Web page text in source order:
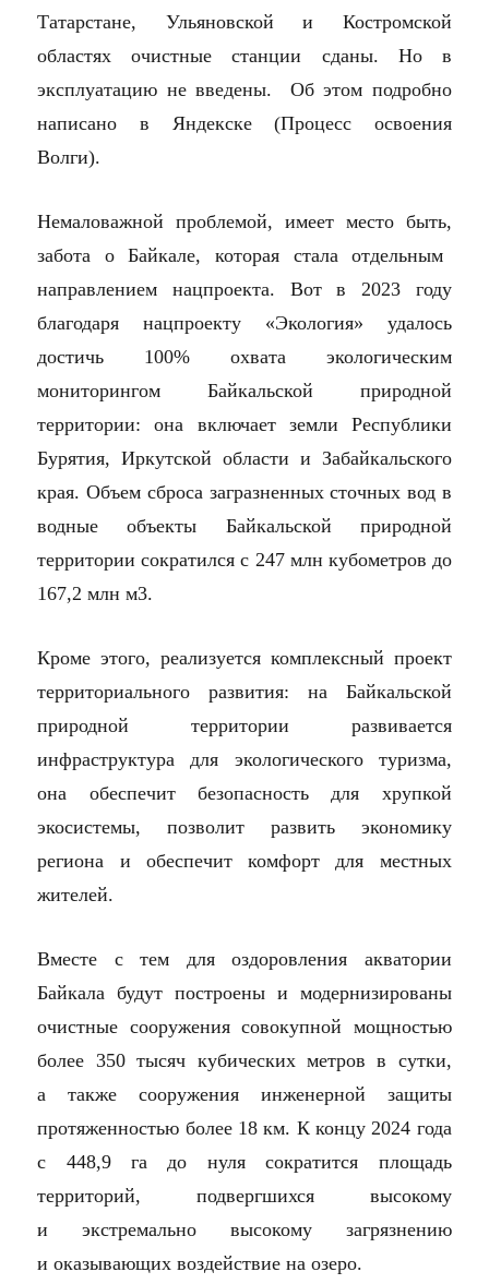
Татарстане, Ульяновской и Костромской
областях очистные станции сданы. Но в
эксплуатацию не введены. Об этом подробно
написано в Яндекске (Процесс освоения
Волги).
Немаловажной проблемой, имеет место быть,
забота о Байкале, которая стала отдельным
направлением нацпроекта. Вот в 2023 году
благодаря нацпроекту «Экология» удалось
достичь 100% охвата экологическим
мониторингом Байкальской природной
территории: она включает земли Республики
Бурятия, Иркутской области и Забайкальского
края. Объем сброса загразненных сточных вод в
водные объекты Байкальской природной
территории сократился с 247 млн кубометров до
167,2 млн м3.
Кроме этого, реализуется комплексный проект
территориального развития: на Байкальской
природной территории развивается
инфраструктура для экологического туризма,
она обеспечит безопасность для хрупкой
экосистемы, позволит развить экономику
региона и обеспечит комфорт для местных
жителей.
Вместе с тем для оздоровления акватории
Байкала будут построены и модернизированы
очистные сооружения совокупной мощностью
более 350 тысяч кубических метров в сутки,
а также сооружения инженерной защиты
протяженностью более 18 км. К концу 2024 года
с 448,9 га до нуля сократится площадь
территорий, подвергшихся высокому
и экстремально высокому загрязнению
и оказывающих воздействие на озеро.